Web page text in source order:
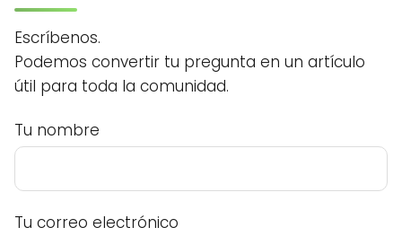
Escríbenos.
Podemos convertir tu pregunta en un artículo
útil para toda la comunidad.
Tu nombre
Tu correo electrónico